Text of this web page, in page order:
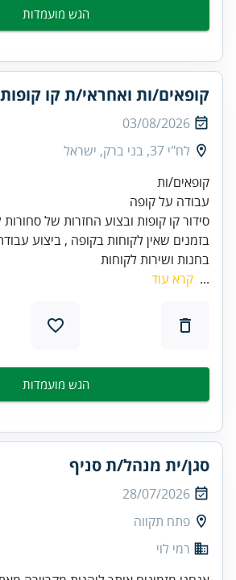
הגש מועמדות
קופאים/ות ואחראי/ת קו קופות
03/08/2026
לח"י 37, בני ברק, ישראל
בזמנים שאין לקוחות בקופה , ביצוע
בחנות ושירות לקוחות
... קרא עוד
הגש מועמדות
סגן/ית מנהל/ת סניף
28/07/2026
פתח תקווה
רמי לוי